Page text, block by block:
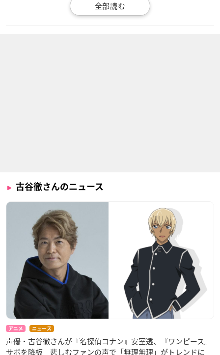
小山田信茂 津田英雄
魍魎の匣
謎の男
ワールド・デストラ
クション ～世界撲滅
の六人～
トッピー・トプラン
機動戦士ガンダム00
1st Season
ナレーション
古谷徹さんのニュース
アニメ ニュース
声優・古谷徹さんが『名探偵コナン』安室透、『ワンピース』
サボを降板 悲しむファンの声で「無理無理」がトレンドに